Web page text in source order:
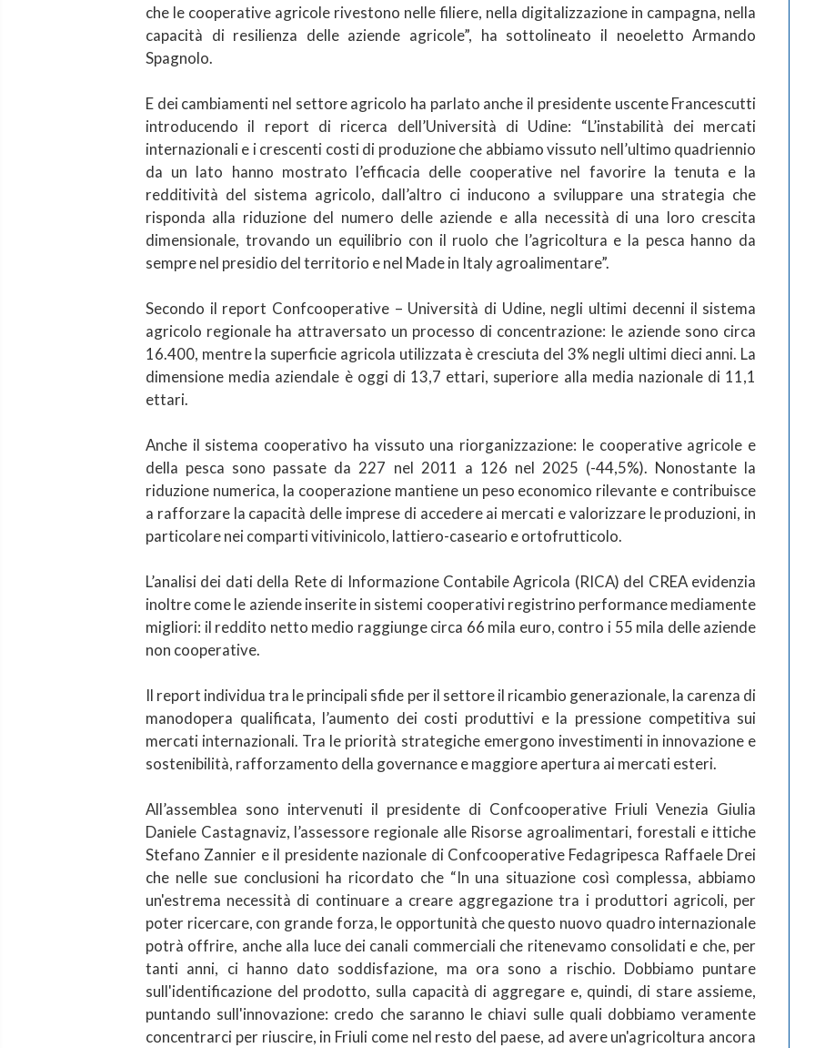
che le cooperative agricole rivestono nelle filiere, nella digitalizzazione in campagna, nella
capacità di resilienza delle aziende agricole”, ha sottolineato il neoeletto Armando
Spagnolo.
E dei cambiamenti nel settore agricolo ha parlato anche il presidente uscente Francescutti
introducendo il report di ricerca dell’Università di Udine: “L’instabilità dei mercati
internazionali e i crescenti costi di produzione che abbiamo vissuto nell’ultimo quadriennio
da un lato hanno mostrato l’efficacia delle cooperative nel favorire la tenuta e la
redditività del sistema agricolo, dall’altro ci inducono a sviluppare una strategia che
risponda alla riduzione del numero delle aziende e alla necessità di una loro crescita
dimensionale, trovando un equilibrio con il ruolo che l’agricoltura e la pesca hanno da
sempre nel presidio del territorio e nel Made in Italy agroalimentare”.
Secondo il report Confcooperative – Università di Udine, negli ultimi decenni il sistema
agricolo regionale ha attraversato un processo di concentrazione: le aziende sono circa
16.400, mentre la superficie agricola utilizzata è cresciuta del 3% negli ultimi dieci anni. La
dimensione media aziendale è oggi di 13,7 ettari, superiore alla media nazionale di 11,1
ettari.
Anche il sistema cooperativo ha vissuto una riorganizzazione: le cooperative agricole e
della pesca sono passate da 227 nel 2011 a 126 nel 2025 (-44,5%). Nonostante la
riduzione numerica, la cooperazione mantiene un peso economico rilevante e contribuisce
a rafforzare la capacità delle imprese di accedere ai mercati e valorizzare le produzioni, in
particolare nei comparti vitivinicolo, lattiero-caseario e ortofrutticolo.
L’analisi dei dati della Rete di Informazione Contabile Agricola (RICA) del CREA evidenzia
inoltre come le aziende inserite in sistemi cooperativi registrino performance mediamente
migliori: il reddito netto medio raggiunge circa 66 mila euro, contro i 55 mila delle aziende
non cooperative.
Il report individua tra le principali sfide per il settore il ricambio generazionale, la carenza di
manodopera qualificata, l’aumento dei costi produttivi e la pressione competitiva sui
mercati internazionali. Tra le priorità strategiche emergono investimenti in innovazione e
sostenibilità, rafforzamento della governance e maggiore apertura ai mercati esteri.
All’assemblea sono intervenuti il presidente di Confcooperative Friuli Venezia Giulia
Daniele Castagnaviz, l’assessore regionale alle Risorse agroalimentari, forestali e ittiche
Stefano Zannier e il presidente nazionale di Confcooperative Fedagripesca Raffaele Drei
che nelle sue conclusioni ha ricordato che “In una situazione così complessa, abbiamo
un'estrema necessità di continuare a creare aggregazione tra i produttori agricoli, per
poter ricercare, con grande forza, le opportunità che questo nuovo quadro internazionale
potrà offrire, anche alla luce dei canali commerciali che ritenevamo consolidati e che, per
tanti anni, ci hanno dato soddisfazione, ma ora sono a rischio. Dobbiamo puntare
sull'identificazione del prodotto, sulla capacità di aggregare e, quindi, di stare assieme,
puntando sull'innovazione: credo che saranno le chiavi sulle quali dobbiamo veramente
concentrarci per riuscire, in Friuli come nel resto del paese, ad avere un'agricoltura ancora